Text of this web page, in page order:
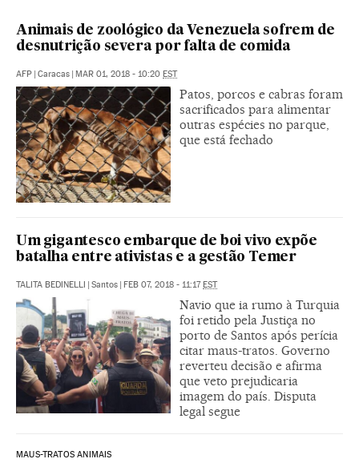
Animais de zoológico da Venezuela sofrem de
desnutrição severa por falta de comida
AFP | Caracas | MAR 01, 2018 - 10:20 EST
Patos, porcos e cabras foram
sacrificados para alimentar
outras espécies no parque,
que está fechado
Um gigantesco embarque de boi vivo expõe
batalha entre ativistas e a gestão Temer
TALITA BEDINELLI | Santos | FEB 07, 2018 - 11:17EST
Navio que ia rumo à Turquia
foi retido pela Justiça no
porto de Santos após perícia
citar maus-tratos. Governo
reverteu decisão e afirma
que veto prejudicaria
imagem do país. Disputa
legal segue
MAUS-TRATOS ANIMAIS